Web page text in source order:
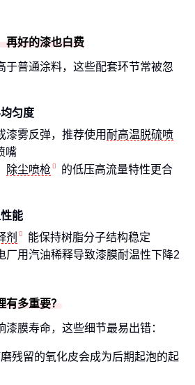
再好的漆也白费
于普通涂料，这些配套环节常被忽
匀度
漆雾反弹，推荐使用 耐高温脱硫喷
嘴
除尘喷枪
的低压高流量特性更合
能
剂
能保持树脂分子结构稳定
厂用汽油稀释导致漆膜耐温性下降2
多重要？
膜寿命，这些细节最易出错：
残留的氧化皮会成为后期起泡的起